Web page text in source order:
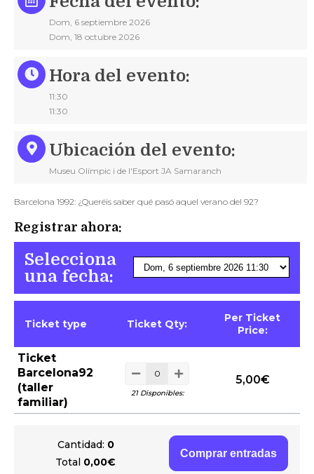
Contacto
Dom, 6 septiembre 2026
Dom, 18 octubre 2026
Hora del evento:
11:30
11:30
Ubicación del evento:
Museu Olímpic i de l'Esport JA Samaranch
Barcelona 1992: ¿Queréis saber qué pasó aquel verano del 92?
Registrar ahora:
Selecciona
una fecha:
Ticket type Ticket Qty:
Per Ticket
Price:
Ticket
Barcelona92
(taller
familiar)
21 Disponibles:
5,00€
Cantidad: 0
Total 0,00€
Comprar entradas